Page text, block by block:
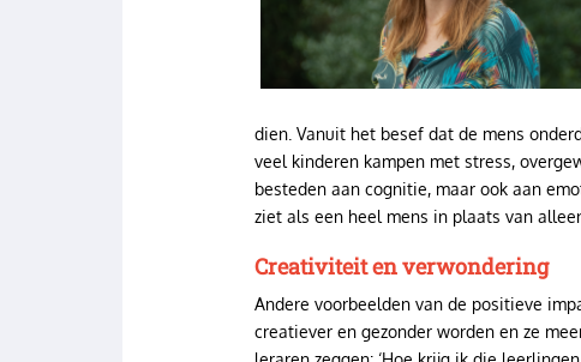
dien. Vanuit het besef dat de mens
veel kinderen kampen met stress,
besteden aan cognitie, maar ook aan
ziet als een heel mens in plaats van
Creativiteit en verwondering
Andere voorbeelden van de positieve
creatiever en gezonder worden en ze